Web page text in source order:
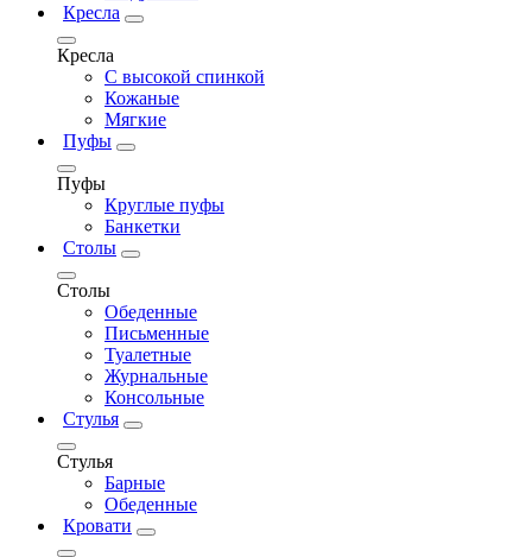
Кресла
Кресла
С высокой спинкой
Кожаные
Мягкие
Пуфы
Пуфы
Круглые пуфы
Банкетки
Столы
Столы
Обеденные
Письменные
Туалетные
Журнальные
Консольные
Стулья
Стулья
Барные
Обеденные
Кровати